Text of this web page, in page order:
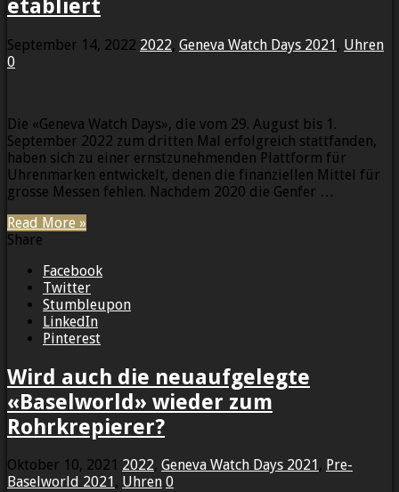
etabliert
September 14, 2022 2022, Geneva Watch Days 2021, Uhren
0
Die «Geneva Watch Days», die vom 29. August bis 1.
September 2022 zum dritten Mal erfolgreich stattfanden,
haben sich zu einer ernstzunehmenden Plattform für
Uhrenmarken entwickelt, denen die finanziellen Mittel für
grosse Messen fehlen. Nachdem 2020 die Genfer …
Read More »
Share
Facebook
Twitter
Stumbleupon
LinkedIn
Pinterest
Wird auch die neuaufgelegte
«Baselworld» wieder zum
Rohrkrepierer?
Oktober 10, 2021 2022, Geneva Watch Days 2021 , Pre-
Baselworld 2021 , Uhren 0